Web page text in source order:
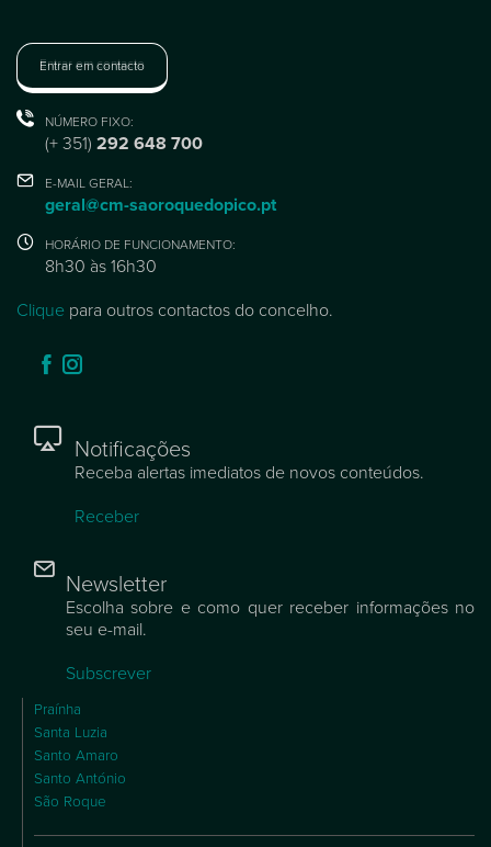
Entrar em contacto
NÚMERO FIXO:
(+ 351) 292 648 700
E-MAIL GERAL:
geral@cm-saoroquedopico.pt
HORÁRIO DE FUNCIONAMENTO:
8h30 às 16h30
Clique para outros contactos do concelho.
Notificações
Receba alertas imediatos de novos conteúdos.
Receber
Newsletter
Escolha sobre e como quer receber informações no
seu e-mail.
Subscrever
Praínha
Santa Luzia
Santo Amaro
Santo António
São Roque